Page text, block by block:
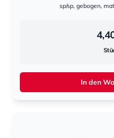
sp/sp, gebogen,
In den